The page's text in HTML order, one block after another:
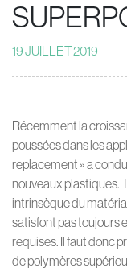
19 JUILLET 2019
Récemment la
poussées dans les
replacement » a
nouveaux plastiques.
intrinsèque du
satisfont pas toujours
requises. Il faut donc
de polymères